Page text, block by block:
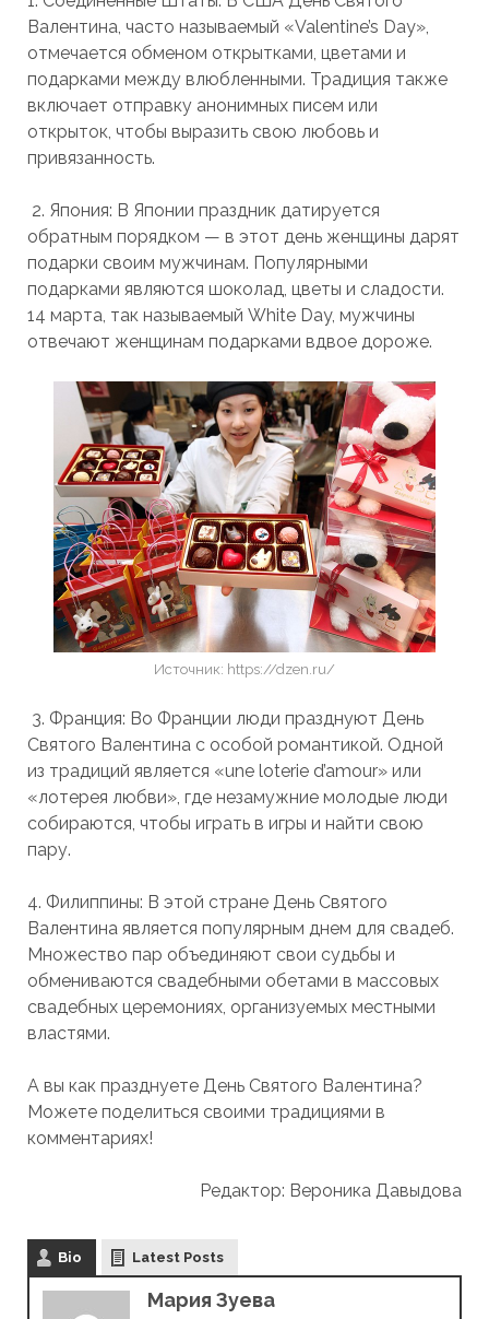
Валентина, часто называемый «Valentine’s Day»,
отмечается обменом открытками, цветами и
подарками между влюбленными. Традиция также
включает отправку анонимных писем или
открыток, чтобы выразить свою любовь и
привязанность.
2. Япония: В Японии праздник датируется
обратным порядком — в этот день женщины дарят
подарки своим мужчинам. Популярными
подарками являются шоколад, цветы и сладости.
14 марта, так называемый White Day, мужчины
отвечают женщинам подарками вдвое дороже.
Источник: https://dzen.ru/
3. Франция: Во Франции люди празднуют День
Святого Валентина с особой романтикой. Одной
из традиций является «une loterie d’amour» или
«лотерея любви», где незамужние молодые люди
собираются, чтобы играть в игры и найти свою
пару.
4. Филиппины: В этой стране День Святого
Валентина является популярным днем для свадеб.
Множество пар объединяют свои судьбы и
обмениваются свадебными обетами в массовых
свадебных церемониях, организуемых местными
властями.
А вы как празднуете День Святого Валентина?
Можете поделиться своими традициями в
комментариях!
Редактор: Вероника Давыдова
Bio Latest Posts
Мария Зуева